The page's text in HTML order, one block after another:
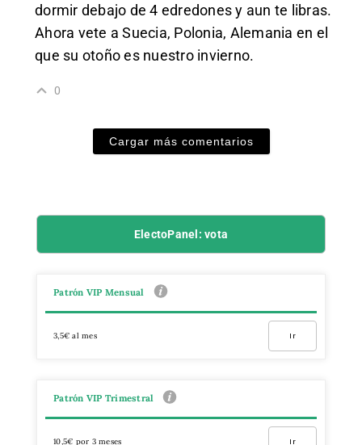
dormir debajo de 4 edredones y aun te libras.
Ahora vete a Suecia, Polonia, Alemania en el
que su otoño es nuestro invierno.
0
Cargar más comentarios
ElectoPanel: vota
Patrón VIP Mensual
3,5€ al mes Ir
Patrón VIP Trimestral
10,5€ por 3 meses Ir